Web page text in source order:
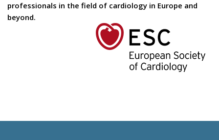
professionals in the field of cardiology in Europe and
beyond.